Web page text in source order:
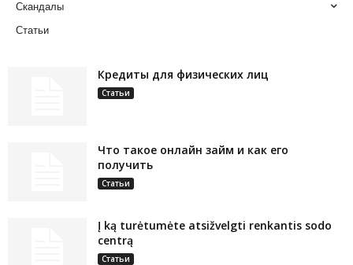
Скандалы
Статьи
Кредиты для физических лиц
Статьи
Что такое онлайн займ и как его
получить
Статьи
Į ką turėtumėte atsižvelgti renkantis sodo
centrą
Статьи